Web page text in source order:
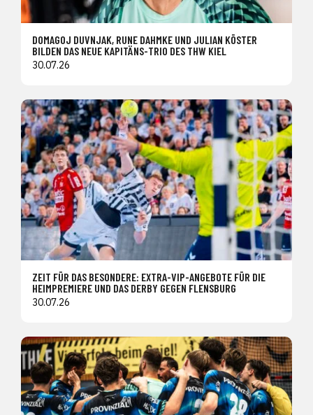
DOMAGOJ DUVNJAK, RUNE DAHMKE UND JULIAN KÖSTER
BILDEN DAS NEUE KAPITÄNS-TRIO DES THW KIEL
30.07.26
ZEIT FÜR DAS BESONDERE: EXTRA-VIP-ANGEBOTE FÜR DIE
HEIMPREMIERE UND DAS DERBY GEGEN FLENSBURG
30.07.26